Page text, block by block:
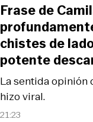
21:23
La sentida opinión
hizo viral.
Frase de
chistes de
potente